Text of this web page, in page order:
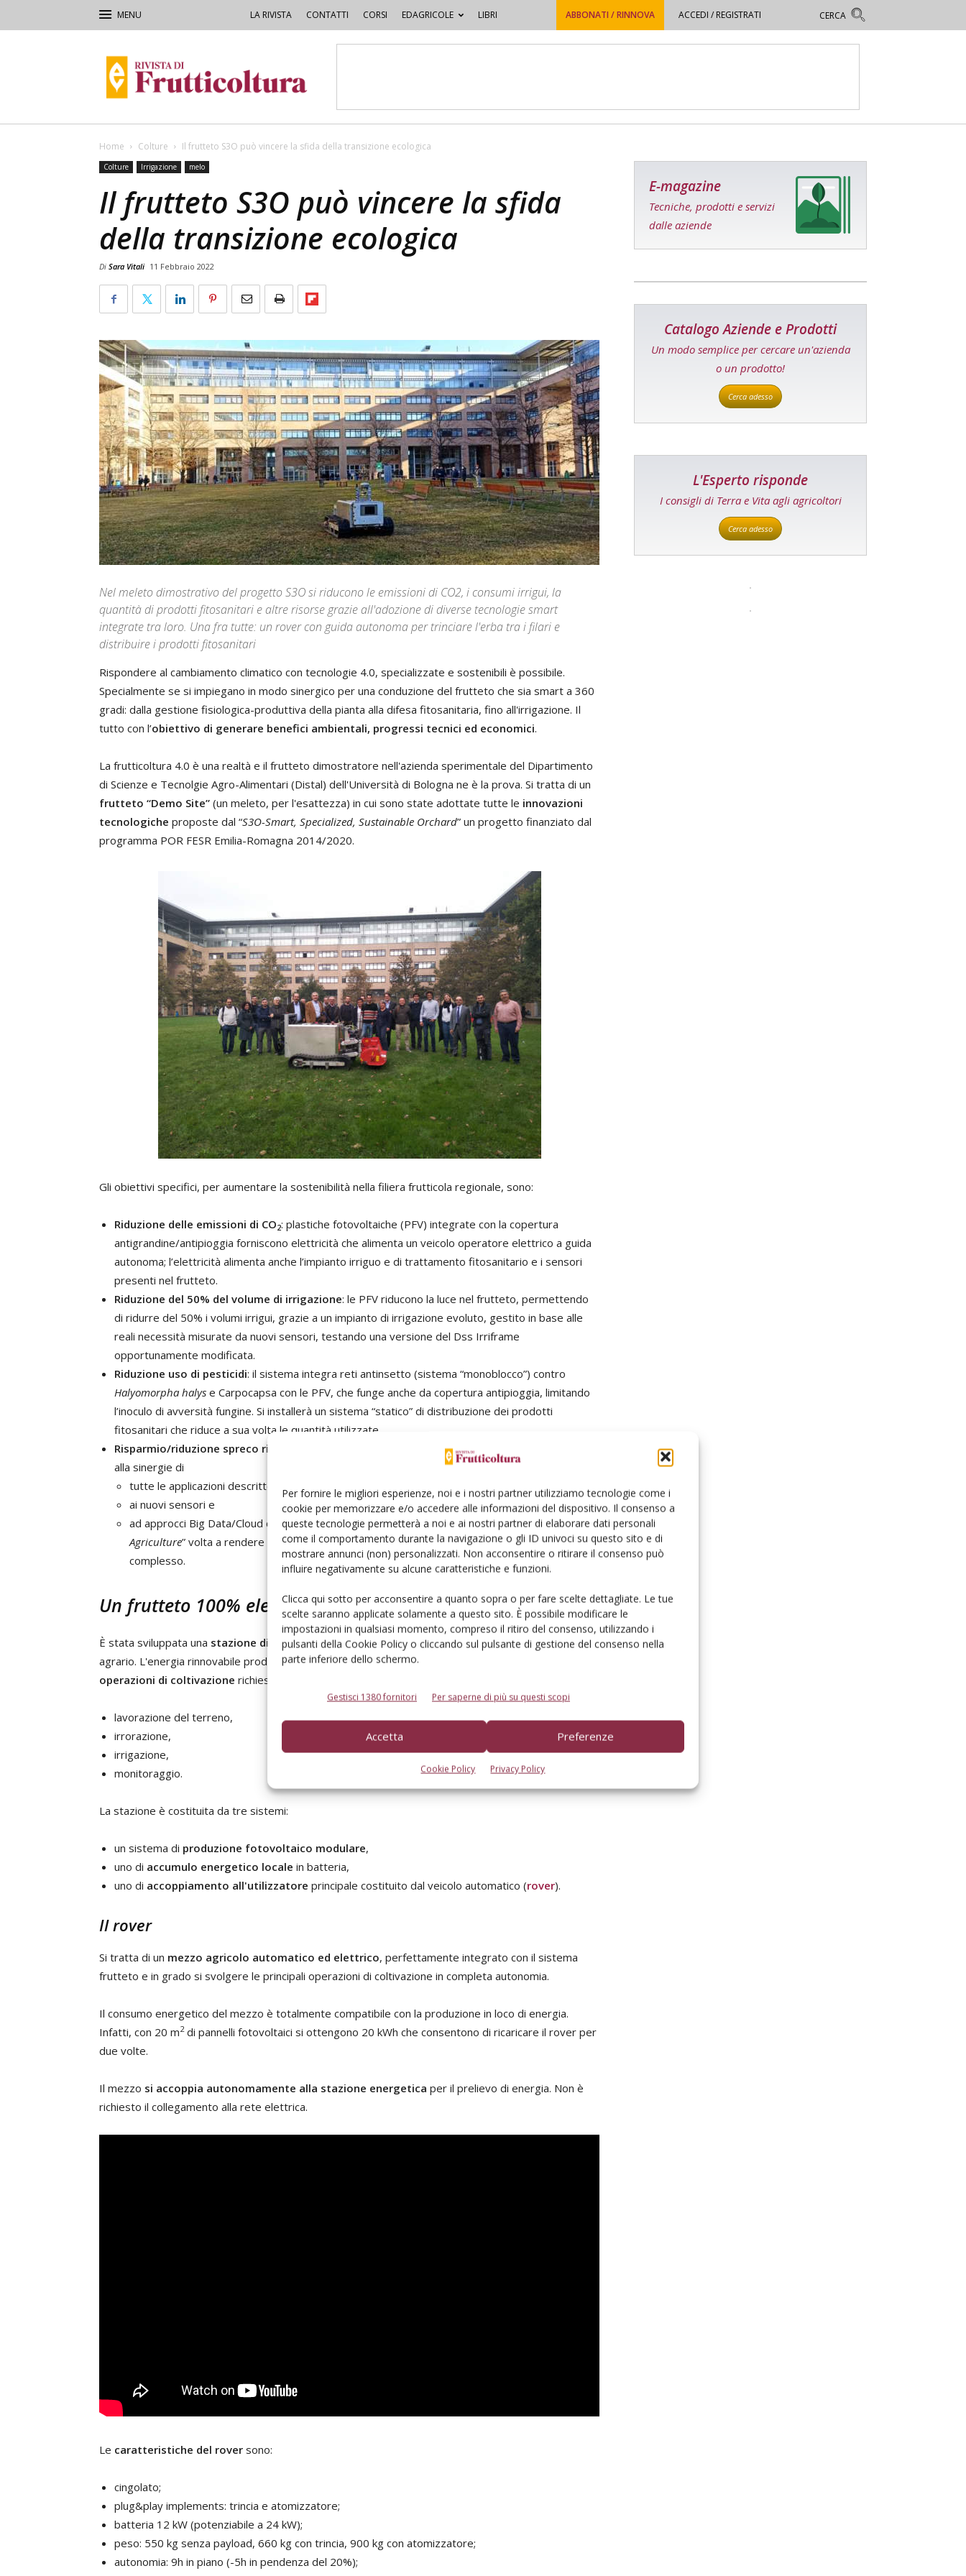
Per fornire le migliori esperienze, noi e i nostri partner utilizziamo tecnologie come i
cookie per memorizzare e/o accedere alle informazioni del dispositivo. Il consenso a
queste tecnologie permetterà a noi e ai nostri partner di elaborare dati personali
come il comportamento durante la navigazione o gli ID univoci su questo sito e di
mostrare annunci (non) personalizzati. Non acconsentire o ritirare il consenso può
influire negativamente su alcune caratteristiche e funzioni.
Clicca qui sotto per acconsentire a quanto sopra o per fare scelte dettagliate. Le tue
scelte saranno applicate solamente a questo sito. È possibile modificare le
impostazioni in qualsiasi momento, compreso il ritiro del consenso, utilizzando i
pulsanti della Cookie Policy o cliccando sul pulsante di gestione del consenso nella
parte inferiore dello schermo.
Gestisci 1380 fornitori Per saperne di più su questi scopi
Accetta Preferenze
Cookie Policy Privacy Policy
LA RIVISTA CONTATTI CORSI EDAGRICOLE LIBRI ABBONATI / RINNOVA ACCEDI / REGISTRATI
di
Frutticoltura
Home Colture Il frutteto S3O può vincere la sfida della transizione ecologica
Colture Irrigazione melo
Il frutteto S3O può vincere la sfida
della transizione ecologica
Di Sara Vitali 11 Febbraio 2022
Nel meleto dimostrativo del progetto S3O si riducono le emissioni di CO2, i consumi irrigui, la
quantità di prodotti fitosanitari e altre risorse grazie all'adozione di diverse tecnologie smart
integrate tra loro. Una fra tutte: un rover con guida autonoma per trinciare l'erba tra i filari e
distribuire i prodotti fitosanitari
Rispondere al cambiamento climatico con tecnologie 4.0, specializzate e sostenibili è possibile.
Specialmente se si impiegano in modo sinergico per una conduzione del frutteto che sia smart a 360
gradi: dalla gestione fisiologica-produttiva della pianta alla difesa fitosanitaria, fino all'irrigazione. Il
tutto con l’obiettivo di generare benefici ambientali, progressi tecnici ed economici.
La frutticoltura 4.0 è una realtà e il frutteto dimostratore nell'azienda sperimentale del Dipartimento
di Scienze e Tecnolgie Agro-Alimentari (Distal) dell'Università di Bologna ne è la prova. Si tratta di un
frutteto “Demo Site” (un meleto, per l'esattezza) in cui sono state adottate tutte le innovazioni
tecnologiche proposte dal “S3O-Smart, Specialized, Sustainable Orchard” un progetto finanziato dal
programma POR FESR Emilia-Romagna 2014/2020.
Gli obiettivi specifici, per aumentare la sostenibilità nella filiera frutticola regionale, sono:
Riduzione delle emissioni di CO2: plastiche fotovoltaiche (PFV) integrate con la copertura
antigrandine/antipioggia forniscono elettricità che alimenta un veicolo operatore elettrico a guida
autonoma; l’elettricità alimenta anche l’impianto irriguo e di trattamento fitosanitario e i sensori
presenti nel frutteto.
Riduzione del 50% del volume di irrigazione: le PFV riducono la luce nel frutteto, permettendo
di ridurre del 50% i volumi irrigui, grazie a un impianto di irrigazione evoluto, gestito in base alle
reali necessità misurate da nuovi sensori, testando una versione del Dss Irriframe
opportunamente modificata.
Riduzione uso di pesticidi: il sistema integra reti antinsetto (sistema “monoblocco”) contro
Halyomorpha halys e Carpocapsa con le PFV, che funge anche da copertura antipioggia, limitando
l’inoculo di avversità fungine. Si installerà un sistema “statico” di distribuzione dei prodotti
fitosanitari che riduce a sua volta le quantità utilizzate.
Risparmio/riduzione spreco risorse
: una gestione precisa e intelligente è stata ottenuta grazie
alla sinergie di
tutte le applicazioni descritte,
ai nuovi sensori e
ad approcci Big Data/Cloud che nell’insieme vengono guidate in un’ottica di “Precision
Agriculture” volta a rendere più efficiente e sostenibile la produzione frutticola nell’intero
complesso.
Un frutteto 100% elettrico
È stata sviluppata una stazione di produzione di energiaottimizzata per l’installazione in ambito
agrario. L'energia rinnovabile prodotta localmente viene utilizzata
operazioni di coltivazione richieste nel frutteto:
lavorazione del terreno,
irrorazione,
irrigazione,
monitoraggio.
La stazione è costituita da tre sistemi:
un sistema di produzione fotovoltaico modulare,
uno di accumulo energetico locale in batteria,
uno di accoppiamento all'utilizzatore principale costituito dal veicolo automatico (rover).
Il rover
Si tratta di un mezzo agricolo automatico ed elettrico, perfettamente integrato con il sistema
frutteto e in grado si svolgere le principali operazioni di coltivazione in completa autonomia.
Il consumo energetico del mezzo è totalmente compatibile con la produzione in loco di energia.
Infatti, con 20 m2di pannelli fotovoltaici si ottengono 20 kWh che consentono di ricaricare il rover per
due volte.
Il mezzo si accoppia autonomamente alla stazione energetica per il prelievo di energia. Non è
richiesto il collegamento alla rete elettrica.
Le caratteristiche del rover sono:
cingolato;
plug&play implements: trincia e atomizzatore;
batteria 12 kW (potenziabile a 24 kW);
peso: 550 kg senza payload, 660 kg con trincia, 900 kg con atomizzatore;
autonomia: 9h in piano (-5h in pendenza del 20%);
E-magazine
Tecniche, prodotti e servizi
dalle aziende
Catalogo Aziende e Prodotti
Un modo semplice per cercare un'azienda
o un prodotto!
Cerca adesso
L'Esperto risponde
I consigli di Terra e Vita agli agricoltori
Cerca adesso